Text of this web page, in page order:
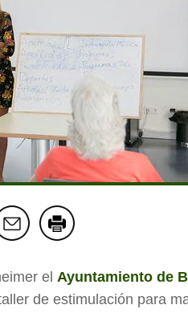
el Ayuntamiento de
de estimulación para